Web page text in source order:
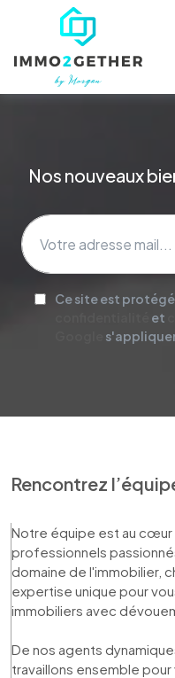
Nos nouveaux
Ce site est
et
Rencontrez
Notre équipe est au
professionnels
domaine de l'immobilier,
expertise unique pour
immobiliers avec
De nos agents
travaillons ensemble